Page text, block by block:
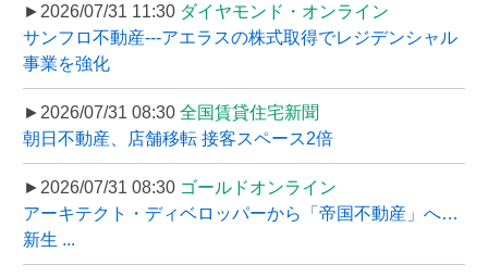
►2026/07/31 11:30 ダイヤモンド・オンライン
サンフロ不動産---アエラスの株式取得でレジデンシャル
事業を強化
►2026/07/31 08:30 全国賃貸住宅新聞
朝日不動産、店舗移転 接客スペース2倍
►2026/07/31 08:30 ゴールドオンライン
アーキテクト・ディベロッパーから「帝国不動産」へ…
新生 ...